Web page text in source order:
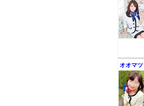
オオマツ